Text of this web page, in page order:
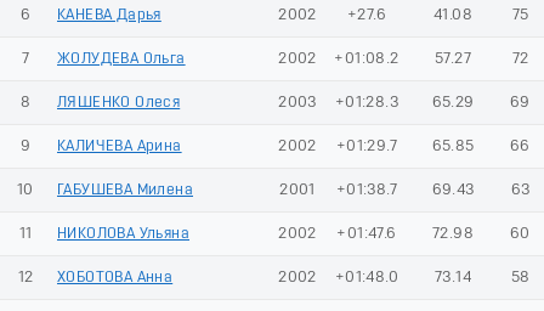
6 КАНЕВА Дарья 2002 +27.6 41.08 75
7 ЖОЛУДЕВА Ольга 2002 +01:08.2 57.27 72
8 ЛЯШЕНКО Олеся 2003 +01:28.3 65.29 69
9 КАЛИЧЕВА Арина 2002 +01:29.7 65.85 66
10 ГАБУШЕВА Милена 2001 +01:38.7 69.43 63
11 НИКОЛОВА Ульяна 2002 +01:47.6 72.98 60
12 ХОБОТОВА Анна 2002 +01:48.0 73.14 58